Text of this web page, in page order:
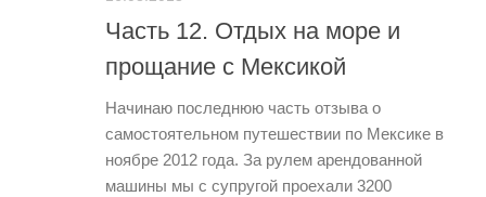
Часть 12. Отдых на море и
прощание с Мексикой
Начинаю последнюю часть отзыва о
самостоятельном путешествии по Мексике в
ноябре 2012 года. За рулем арендованной
машины мы с супругой проехали 3200